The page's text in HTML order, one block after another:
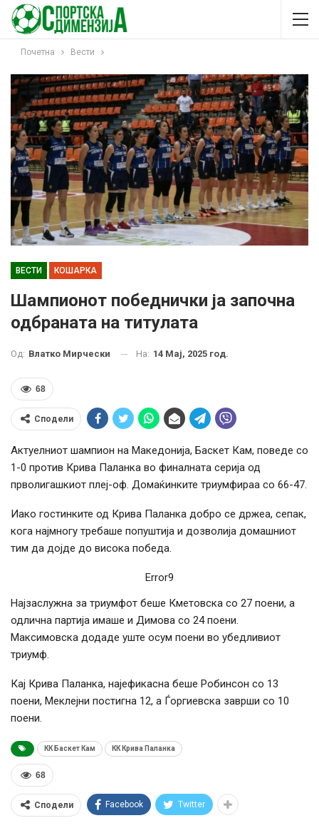
Почетна Вести
ВЕСТИ КОШАРКА
Шампионот победнички ја започна
одбраната на титулата
Од: Влатко Мирчески На: 14 Мај, 2025 год.
68
Сподели
Актуелниот шампион на Македонија, Баскет Кам, поведе со
1-0 против Крива Паланка во финалната серија од
прволигашкиот плеј-оф. Домаќинките триумфираа со 66-47.
Иако гостинките од Крива Паланка добро се држеа, сепак,
кога најмногу требаше попуштија и дозволија домашниот
тим да дојде до висока победа.
Error9
Најзаслужна за триумфот беше Кметовска со 27 поени, а
одлична партија имаше и Димова со 24 поени.
Максимовска додаде уште осум поени во убедливиот
триумф.
Кај Крива Паланка, најефикасна беше Робинсон со 13
поени, Меклејни постигна 12, а Ѓоргиевска заврши со 10
поени.
КК Баскет Кам КК Крива Паланка
68
Сподели Facebook Twitter